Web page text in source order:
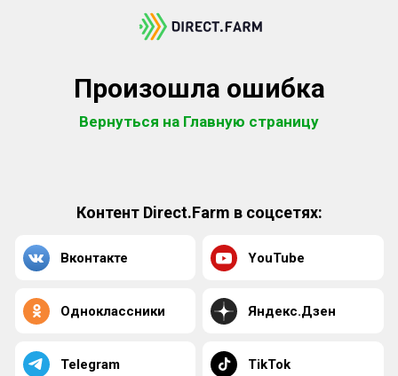
Произошла ошибка
Вернуться на Главную страницу
Контент Direct.Farm в соцсетях:
Вконтакте YouTube
Одноклассники Яндекс.Дзен
Telegram TikTok